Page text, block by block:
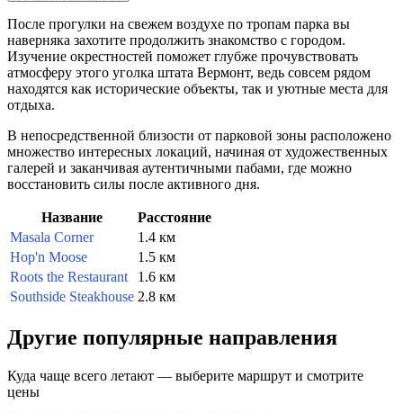
После прогулки на свежем воздухе по тропам парка вы
наверняка захотите продолжить знакомство с городом.
Изучение окрестностей поможет глубже прочувствовать
атмосферу этого уголка штата Вермонт, ведь совсем рядом
находятся как исторические объекты, так и уютные места для
отдыха.
В непосредственной близости от парковой зоны расположено
множество интересных локаций, начиная от художественных
галерей и заканчивая аутентичными пабами, где можно
восстановить силы после активного дня.
Название
Расстояние
Masala Corner
1.4 км
Hop'n Moose
1.5 км
Roots the Restaurant
1.6 км
Southside Steakhouse 2.8 км
Другие популярные направления
Куда чаще всего летают — выберите маршрут и смотрите
цены